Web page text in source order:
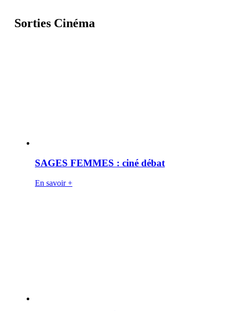
Sorties Cinéma
SAGES FEMMES : ciné débat
En savoir +